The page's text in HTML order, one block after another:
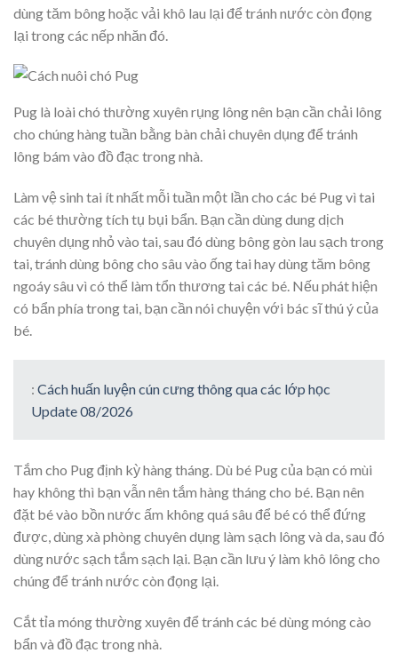
dùng tăm bông hoặc vải khô lau lại để tránh nước còn đọng
lại trong các nếp nhăn đó.
Pug là loài chó thường xuyên rụng lông nên bạn cần chải lông
cho chúng hàng tuần bằng bàn chải chuyên dụng để tránh
lông bám vào đồ đạc trong nhà.
Làm vệ sinh tai ít nhất mỗi tuần một lần cho các bé Pug vì tai
các bé thường tích tụ bụi bẩn. Bạn cần dùng dung dịch
chuyên dụng nhỏ vào tai, sau đó dùng bông gòn lau sạch trong
tai, tránh dùng bông cho sâu vào ống tai hay dùng tăm bông
ngoáy sâu vì có thể làm tổn thương tai các bé. Nếu phát hiện
có bẩn phía trong tai, bạn cần nói chuyện với bác sĩ thú ý của
bé.
: Cách huấn luyện cún cưng thông qua các lớp học
Update 08/2026
Tắm cho Pug định kỳ hàng tháng. Dù bé Pug của bạn có mùi
hay không thì bạn vẫn nên tắm hàng tháng cho bé. Bạn nên
đặt bé vào bồn nước ấm không quá sâu để bé có thể đứng
được, dùng xà phòng chuyên dụng làm sạch lông và da, sau đó
dùng nước sạch tắm sạch lại. Bạn cần lưu ý làm khô lông cho
chúng để tránh nước còn đọng lại.
Cắt tỉa móng thường xuyên để tránh các bé dùng móng cào
bẩn và đồ đạc trong nhà.